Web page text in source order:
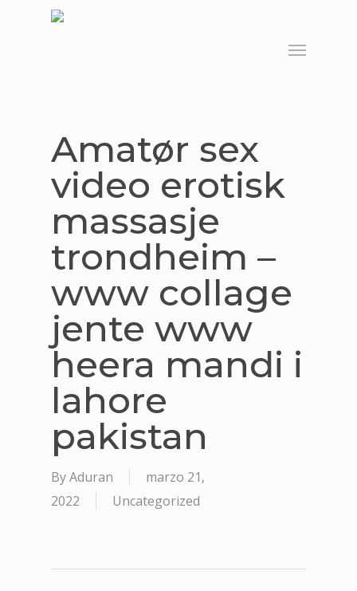
Menu
Amatør sex
video erotisk
massasje
trondheim –
www collage
jente www
heera mandi i
lahore
pakistan
ByAduran
marzo 21,
2022
Uncategorized